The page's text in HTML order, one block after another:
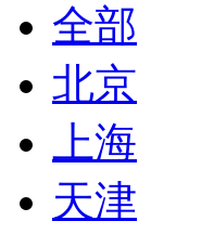
全部
北京
上海
天津